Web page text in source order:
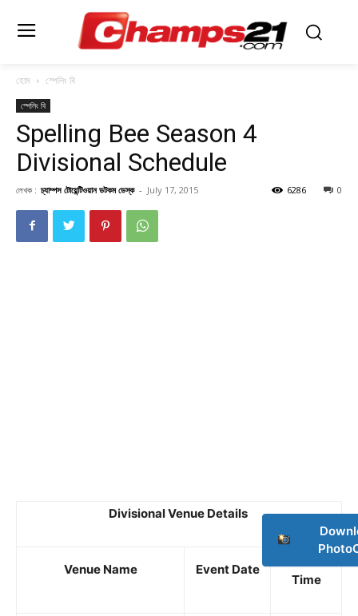
হোম স্পেলিং বি
স্পেলিং বি
Spelling Bee Season 4
Divisional Schedule
লেখক : চ্যাম্পস টোয়েন্টিওয়ান ডটকম ডেস্ক - July 17, 2015 0
6286
Divisional Venue Details
Venue Name Event Date
Time